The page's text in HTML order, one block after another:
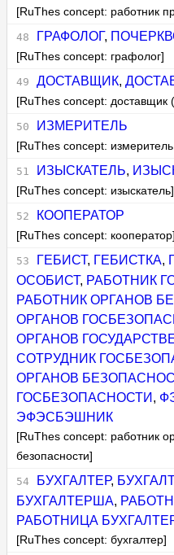
[RuThes concept: работник
ГРАФОЛОГ,
[RuThes concept: графолог]
ДОСТАВЩИК,
[RuThes concept: доставщик
ИЗМЕРИТЕЛЬ
[RuThes concept:
ИЗЫСКАТЕЛЬ,
[RuThes concept: изыскатель]
КООПЕРАТОР
[RuThes concept: кооператор]
ГЕБИСТ, ГЕБИСТКА,
ОСОБИСТ, РАБОТНИК
РАБОТНИК ОРГАНОВ
ОРГАНОВ
ОРГАНОВ
СОТРУДНИК
ОРГАНОВ
ГОСБЕЗОПАСНОСТИ ,
ЭФЭСБЭШНИК
[RuThes concept: работник
безопасности]
БУХГАЛТЕР,
БУХГАЛТЕРША,
РАБОТНИЦА
[RuThes concept: бухгалтер]